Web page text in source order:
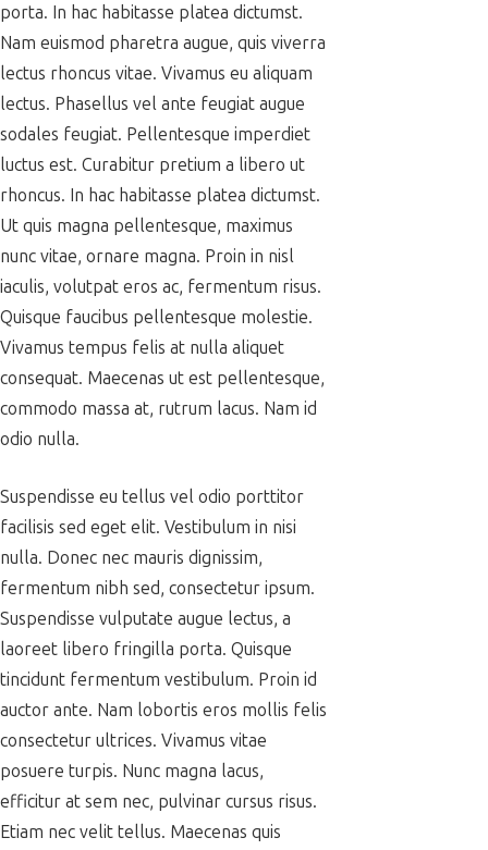
porta. In hac habitasse platea dictumst.
Nam euismod pharetra augue, quis viverra
lectus rhoncus vitae. Vivamus eu aliquam
lectus. Phasellus vel ante feugiat augue
sodales feugiat. Pellentesque imperdiet
luctus est. Curabitur pretium a libero ut
rhoncus. In hac habitasse platea dictumst.
Ut quis magna pellentesque, maximus
nunc vitae, ornare magna. Proin in nisl
iaculis, volutpat eros ac, fermentum risus.
Quisque faucibus pellentesque molestie.
Vivamus tempus felis at nulla aliquet
consequat. Maecenas ut est pellentesque,
commodo massa at, rutrum lacus. Nam id
odio nulla.
Suspendisse eu tellus vel odio porttitor
facilisis sed eget elit. Vestibulum in nisi
nulla. Donec nec mauris dignissim,
fermentum nibh sed, consectetur ipsum.
Suspendisse vulputate augue lectus, a
laoreet libero fringilla porta. Quisque
tincidunt fermentum vestibulum. Proin id
auctor ante. Nam lobortis eros mollis felis
consectetur ultrices. Vivamus vitae
posuere turpis. Nunc magna lacus,
efficitur at sem nec, pulvinar cursus risus.
Etiam nec velit tellus. Maecenas quis